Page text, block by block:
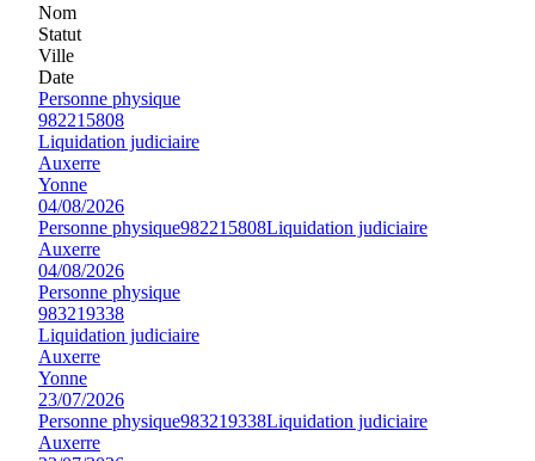
Nom
Statut
Ville
Date
Personne physique
982215808
Liquidation judiciaire
Auxerre
Yonne
04/08/2026
Personne physique982215808Liquidation judiciaire
Auxerre
04/08/2026
Personne physique
983219338
Liquidation judiciaire
Auxerre
Yonne
23/07/2026
Personne physique983219338Liquidation judiciaire
Auxerre